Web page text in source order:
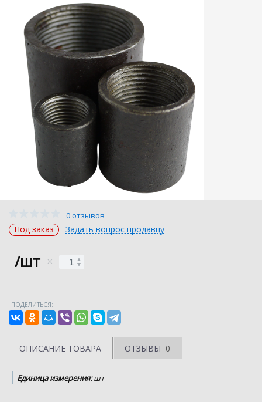
0 отзывов
Под заказ Задать вопрос продавцу
/шт
ПОДЕЛИТЬСЯ:
ОПИСАНИЕ ТОВАРА ОТЗЫВЫ 0
Единица измерения:шт